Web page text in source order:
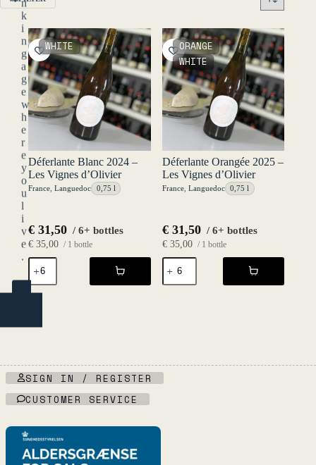
n
k
i
n
g
a
g
e
w
h
e
r
e
y
o
u
l
i
v
e
.
YES
WHITE
Déferlante Blanc 2024 –
Les Vignes d’Olivier
France Languedoc 0,75 l
€ 31,50 / 6+ bottles
€ 35,00 / 1 bottle
Déferlante
Blanc
2024
ORANGE
WHITE
Déferlante Orangée 2025 –
Les Vignes d’Olivier
France, Languedoc 0,75 l
€31,50 / 6+ bottles
€35,00 / 1 bottle
Déferlante
Orangée
2025
SIGN IN / REGISTER
CUSTOMER SERVICE